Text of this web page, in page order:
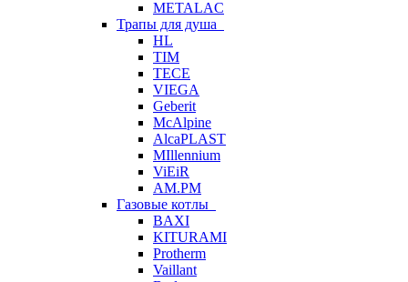
METALAC
Трапы для душа
HL
TIM
TECE
VIEGA
Geberit
McAlpine
AlcaPLAST
MIllennium
ViEiR
AM.PM
Газовые котлы
BAXI
KITURAMI
Protherm
Vaillant